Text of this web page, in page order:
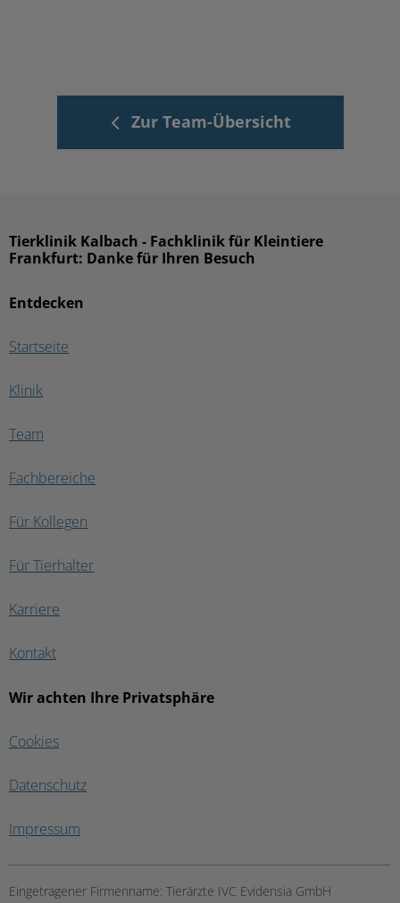
Zur Team-Übersicht
Entdecken
Startseite
Klinik
Team
Fachbereiche
Für Kollegen
Für Tierhalter
Karriere
Kontakt
Wir achten Ihre Privatsphäre
Cookies
Datenschutz
Impressum
Tierklinik Kalbach - Fachklinik für Kleintiere
Frankfurt: Danke für Ihren Besuch
Eingetragener Firmenname: Tierärzte IVC Evidensia GmbH